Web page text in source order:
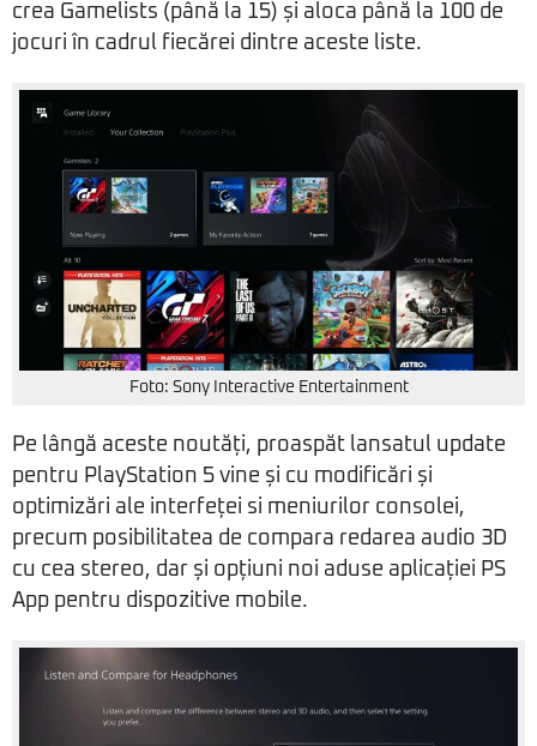
crea Gamelists (până la 15) și aloca până la 100 de
jocuri în cadrul fiecărei dintre aceste liste.
Foto: Sony Interactive Entertainment
Pe lângă aceste noutăți, proaspăt lansatul update
pentru PlayStation 5 vine și cu modificări și
optimizări ale interfeței si meniurilor consolei,
precum posibilitatea de compara redarea audio 3D
cu cea stereo, dar și opțiuni noi aduse aplicației PS
App pentru dispozitive mobile.